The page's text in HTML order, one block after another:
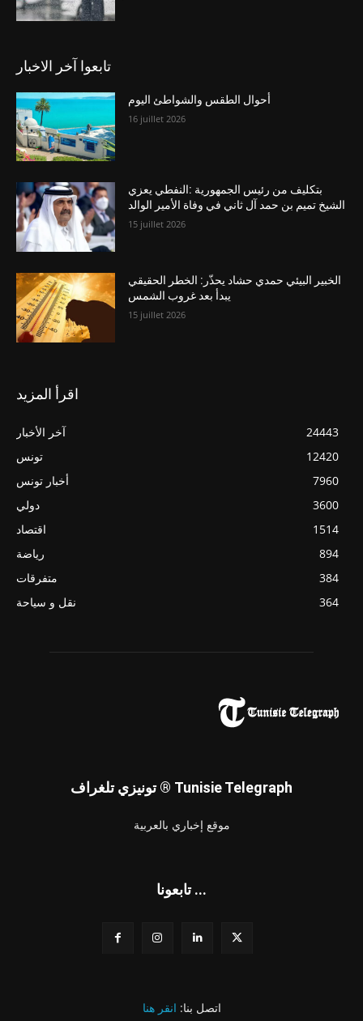
تابعوا آخر الاخبار
أحوال الطقس والشواطئ اليوم
16 juillet 2026
بتكليف من رئيس الجمهورية :النفطي يعزي
الشيخ تميم بن حمد آل ثاني في وفاة الأمير الوالد
15 juillet 2026
الخبير البيئي حمدي حشاد يحذّر: الخطر الحقيقي
يبدأ بعد غروب الشمس
15 juillet 2026
اقرأ المزيد
آخر الأخبار
24443
تونس
12420
أخبار تونس
7960
دولي
3600
اقتصاد
1514
رياضة
894
متفرقات
384
نقل و سياحة
364
تونيزي تلغراف ® Tunisie Telegraph
موقع إخباري بالعربية
تابعونا ...
اتصل بنا: انقر هنا